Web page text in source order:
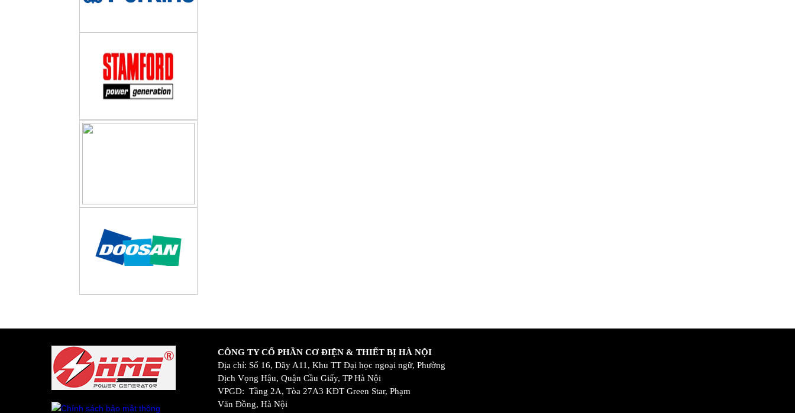
CÔNG TY CỔ PHẦN CƠ ĐIỆN & THIẾT BỊ HÀ NỘI
Địa chỉ: Số 16, Dãy A11, Khu TT Đại học ngoại ngữ, Phường
Dịch Vọng Hậu, Quận Cầu Giấy, TP Hà Nội
VPGD: Tầng 2A, Tòa 27A3 KĐT Green Star, Phạm
Văn Đồng, Hà Nội